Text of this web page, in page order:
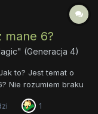
mane 6?
(Generacja 4)
to? Jest temat o
Nie rozumiem braku
bohaterem
1